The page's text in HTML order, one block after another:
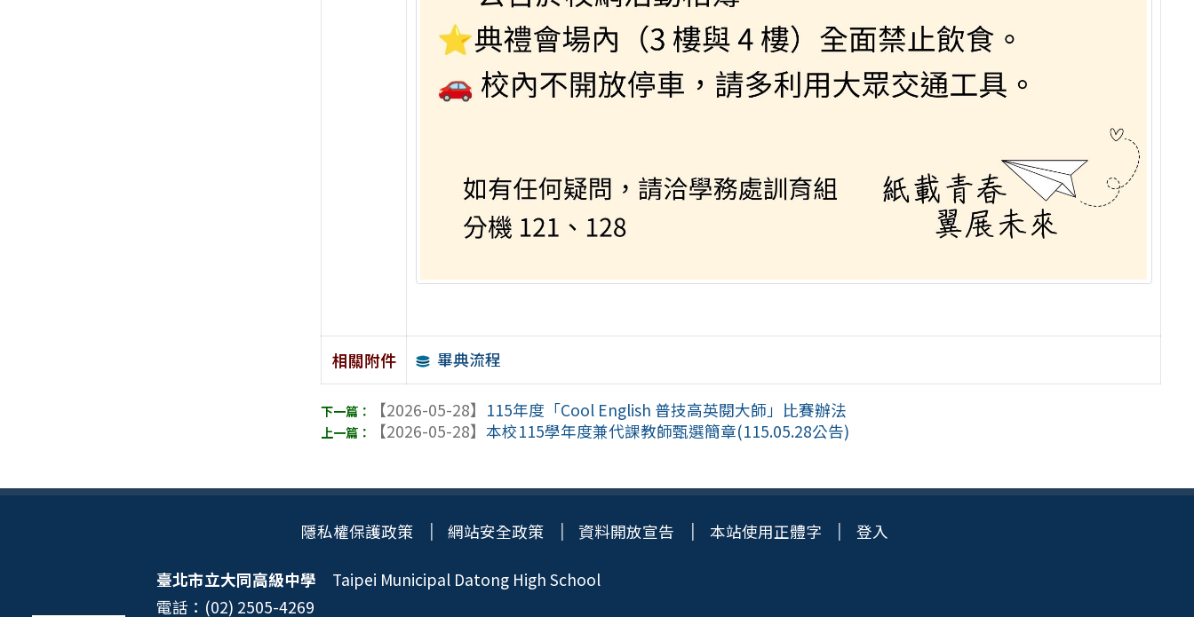
相關附件 畢典流程
【2026-05-28】 115年度「Cool English 普技高英閱大師」比賽辦法
【2026-05-28】本校115學年度兼代課教師甄選簡章(115.05.28公告)
隱私權保護政策 網站安全政策 資料開放宣告 本站使用正體字 登入
臺北市立大同高級中學 Taipei Municipal Datong High School
電話：(02) 2505-4269